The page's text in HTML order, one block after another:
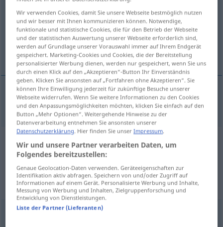
Übersicht aller Übersetzungen
(Für mehr Details die Übersetzung anklicken/antippen)
übereilt, -stürzt, übereilig
übereilt, -stürzt,übereilig overhasty
Beispielsätze aus externen Quellen
für "overhasty"
(nicht von der Langenscheidt Redaktion
geprüft)
Wir verwenden Cookies, damit Sie unsere Webseite bestmöglich nutzen
und wir besser mit Ihnen kommunizieren können. Notwendige,
funktionale und statistische Cookies, die für den Betrieb der Webseite
und der statistischen Auswertung unserer Webseite erforderlich sind,
werden auf Grundlage unserer Vorauswahl immer auf Ihrem Endgerät
gespeichert. Marketing-Cookies und Cookies, die der Bereitstellung
personalisierter Werbung dienen, werden nur gespeichert, wenn Sie uns
durch einen Klick auf den „Akzeptieren“-Button Ihr Einverständnis
geben. Klicken Sie ansonsten auf „Fortfahren ohne Akzeptieren“. Sie
können Ihre Einwilligung jederzeit für zukünftige Besuche unserer
Webseite widerrufen. Wenn Sie weitere Informationen zu den Cookies
und den Anpassungsmöglichkeiten möchten, klicken Sie einfach auf den
Button „Mehr Optionen“. Weitergehende Hinweise zu der
Datenverarbeitung entnehmen Sie ansonsten unserer
Datenschutzerklärung. Hier finden Sie unserImpressum.
Wir und unsere Partner verarbeiten Daten, um
Folgendes bereitzustellen:
Genaue Geolocation-Daten verwenden. Geräteeigenschaften zur
Identifikation aktiv abfragen. Speichern von und/oder Zugriff auf
Informationen auf einem Gerät. Personalisierte Werbung und Inhalte,
Messung von Werbung und Inhalten, Zielgruppenforschung und
Entwicklung von Dienstleistungen.
Liste der Partner (Lieferanten)